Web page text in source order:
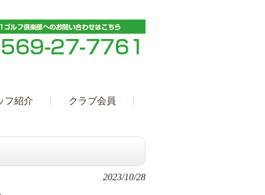
フ紹介 クラブ会員
2023/10/28